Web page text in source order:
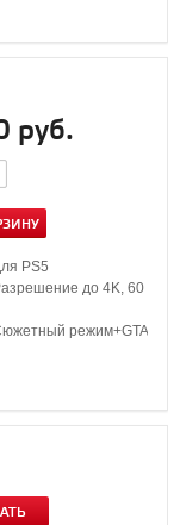
руб.
PS5
до 4K, 60
режим+GTA